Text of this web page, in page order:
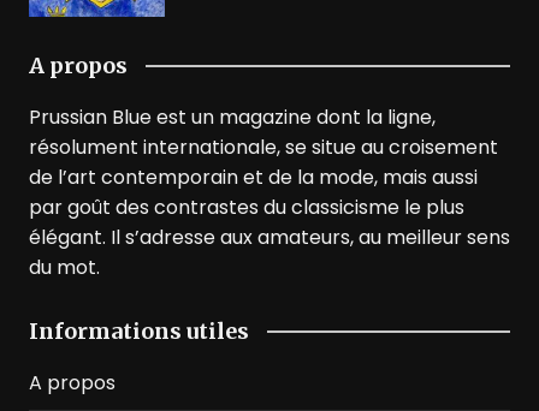
A propos
Prussian Blue est un magazine dont la ligne,
résolument internationale, se situe au croisement
de l’art contemporain et de la mode, mais aussi
par goût des contrastes du classicisme le plus
élégant. Il s’adresse aux amateurs, au meilleur sens
du mot.
Informations utiles
A propos